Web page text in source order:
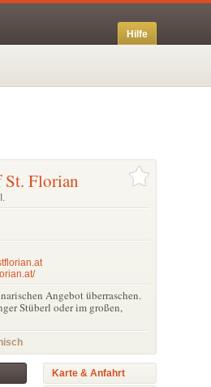
Hilfe
Florian
Angebot überraschen.
Stüberl oder im großen,
Karte & Anfahrt